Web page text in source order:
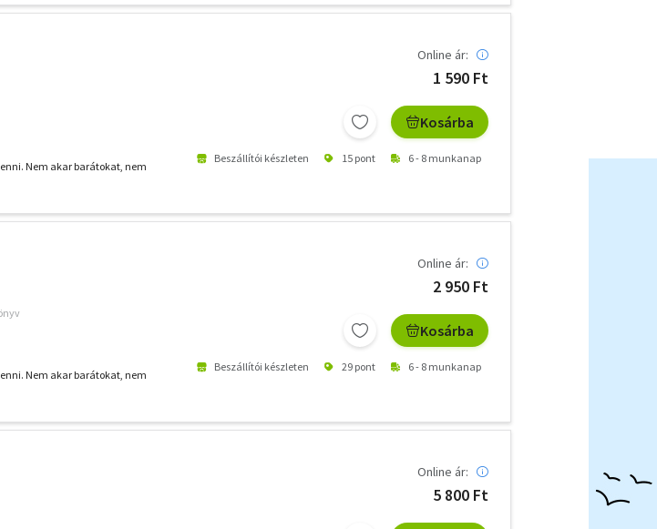
Nem akar barátokat, nem
Online ár:
1 590 Ft
Kosárba
Beszállítói készleten 15 pont 6 - 8 munkanap
Nem akar barátokat, nem
Online ár:
2 950 Ft
Kosárba
Beszállítói készleten 29 pont 6 - 8 munkanap
Online ár:
5 800 Ft